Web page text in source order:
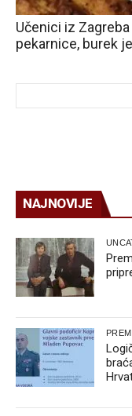
Učenici iz
pekarnice, burek
NAJNOVIJE